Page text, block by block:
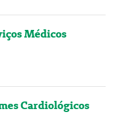
Médicos
Cardiológicos